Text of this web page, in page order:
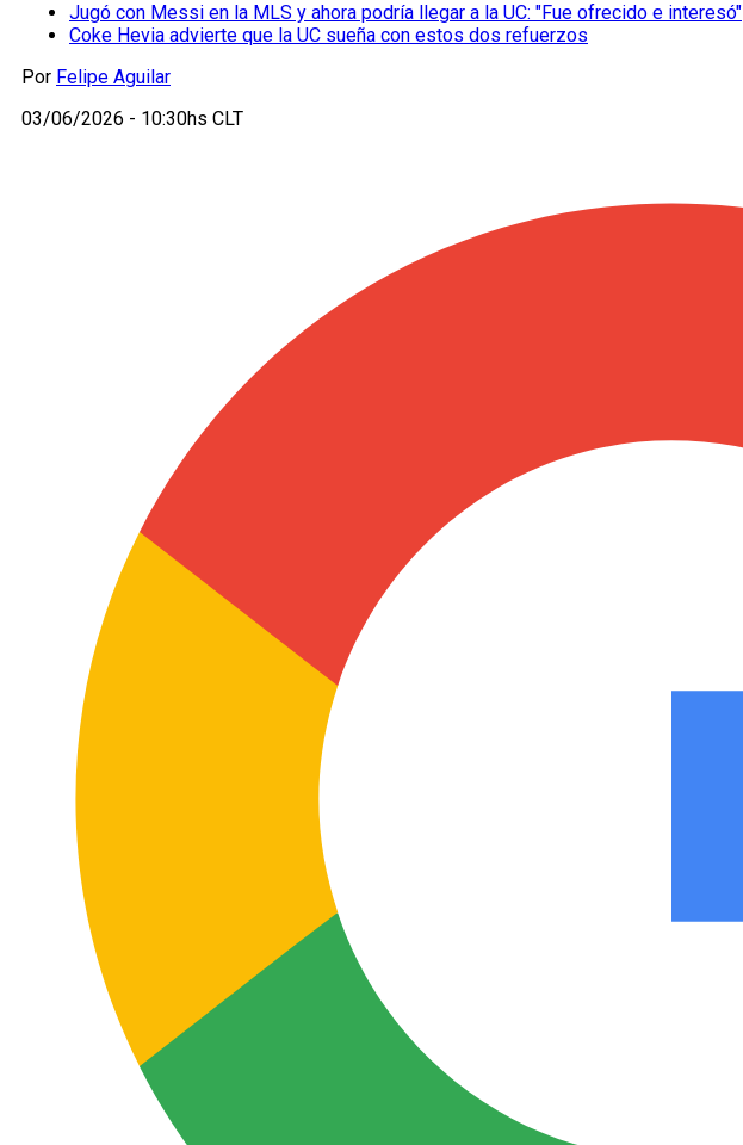
Jugó con Messi en la MLS y ahora podría llegar a la UC: "Fue ofrecido e interesó"
Coke Hevia advierte que la UC sueña con estos dos refuerzos
Por Felipe Aguilar
03/06/2026 - 10:30hs CLT